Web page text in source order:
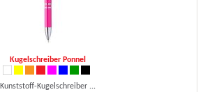
Kugelschreiber Ponnel
Kunststoff-Kugelschreiber ...